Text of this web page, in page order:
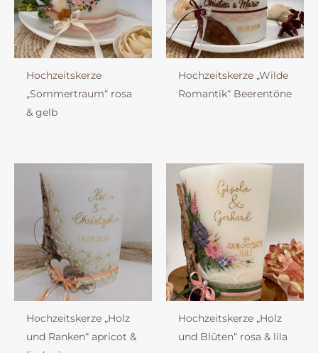
Hochzeitskerze
„Sommertraum“ rosa
& gelb
Hochzeitskerze „Wilde
Romantik“ Beerentöne
Hochzeitskerze „Holz
und Ranken“ apricot &
Hochzeitskerze „Holz
und Blüten“ rosa & lila